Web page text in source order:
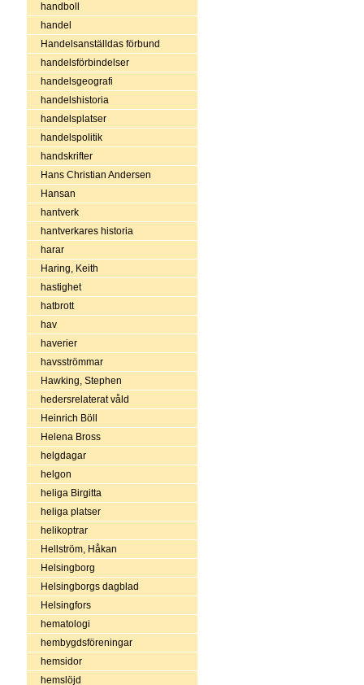
handboll
handel
Handelsanställdas förbund
handelsförbindelser
handelsgeografi
handelshistoria
handelsplatser
handelspolitik
handskrifter
Hans Christian Andersen
Hansan
hantverk
hantverkares historia
harar
Haring, Keith
hastighet
hatbrott
hav
haverier
havsströmmar
Hawking, Stephen
hedersrelaterat våld
Heinrich Böll
Helena Bross
helgdagar
helgon
heliga Birgitta
heliga platser
helikoptrar
Hellström, Håkan
Helsingborg
Helsingborgs dagblad
Helsingfors
hematologi
hembygdsföreningar
hemsidor
hemslöjd